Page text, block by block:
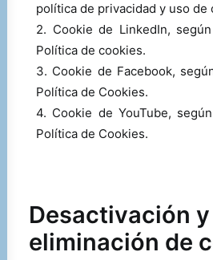
política de privacidad y uso de
2. Cookie de LinkedIn,
Política de cookies.
3. Cookie de Facebook,
Política de Cookies.
4. Cookie de YouTube,
Política de Cookies.
Desactivación y
eliminación de